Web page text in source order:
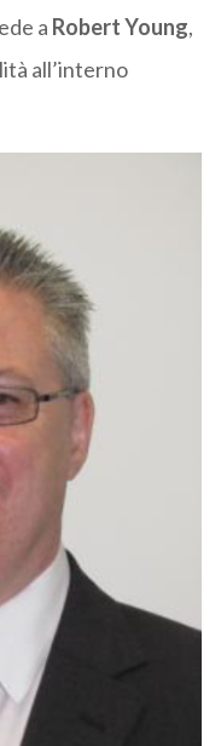
a Robert Young,
all’interno